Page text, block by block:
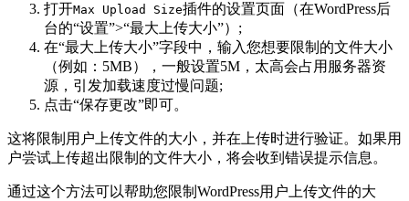
打开Max Upload Size插件的设置页面（在WordPress后
台的“设置”>“最大上传大小”）;
在“最大上传大小”字段中，输入您想要限制的文件大小
（例如：5MB），一般设置5M，太高会占用服务器资
源，引发加载速度过慢问题;
点击“保存更改”即可。
这将限制用户上传文件的大小，并在上传时进行验证。如果用
户尝试上传超出限制的文件大小，将会收到错误提示信息。
通过这个方法可以帮助您限制WordPress用户上传文件的大